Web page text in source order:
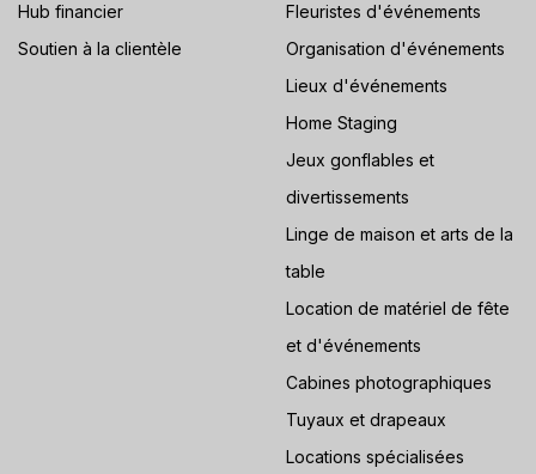
Hub financier
Soutien à la clientèle
Fleuristes d'événements
Organisation d'événements
Lieux d'événements
Home Staging
Jeux gonflables et
divertissements
Linge de maison et arts de la
table
Location de matériel de fête
et d'événements
Cabines photographiques
Tuyaux et drapeaux
Locations spécialisées